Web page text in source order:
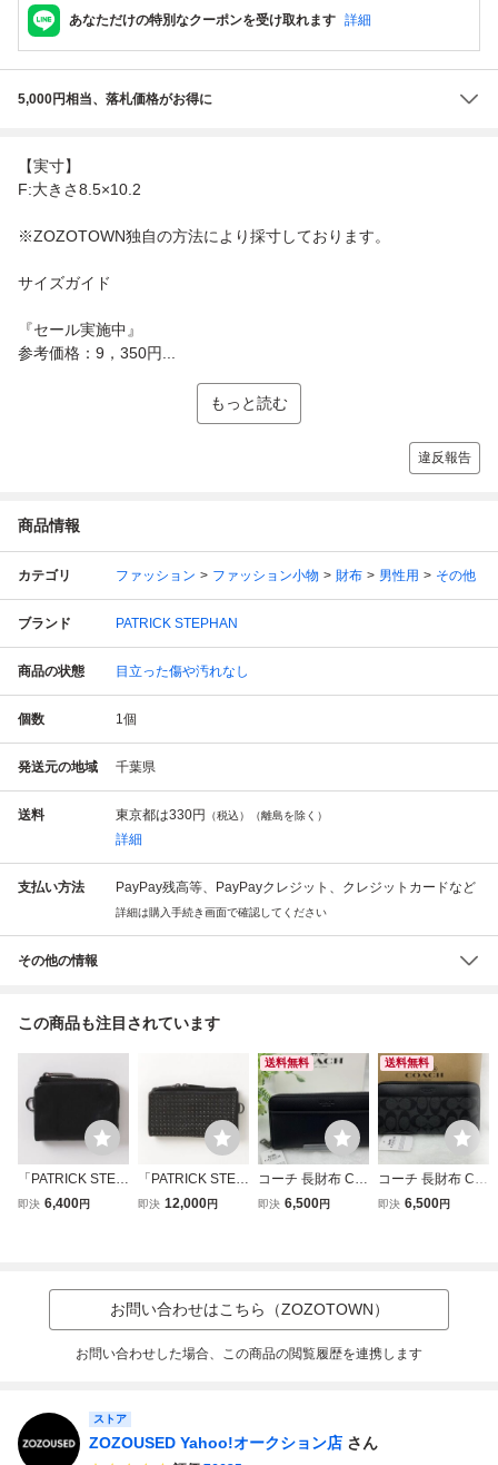
あなただけの特別なクーポンを受け取れます 詳細
5,000円相当、落札価格がお得に
【実寸】
F:大きさ8.5×10.2
※ZOZOTOWN独自の方法により採寸しております。
サイズガイド
『セール実施中』
参考価格：9，350円...
もっと読む
違反報告
商品情報
カテゴリ ファッション ファッション小物 財布 男性用 その他
ブランド PATRICK STEPHAN
商品の状態 目立った傷や汚れなし
個数 1個
発送元の地域 千葉県
送料 東京都は330円 （税込）（離島を除く）
詳細
支払い方法 PayPay残高等、PayPayクレジット、クレジットカードなど
詳細は購入手続き画面で確認してください
その他の情報
この商品も注目されています
「PATRICK STEP
HAN」 財布 FREE
即決 6,400円
「PATRICK STEP
HAN」 財布 FREE
即決 12,000円
送料無料
コーチ 長財布 CO
ACH 財布 メンズ
A191
即決 6,500円
送料無料
コーチ 長財布 CO
ACH 財布 プレゼ
日 F58112 A292
即決 6,500円
お問い合わせはこちら（ZOZOTOWN）
お問い合わせした場合、この商品の閲覧履歴を連携します
ストア
ZOZOUSED Yahoo!オークション店 さん